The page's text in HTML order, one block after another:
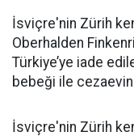
İsviçre'nin Zürih
Oberhalden
Türkiye’ye iade
bebeği ile
İsviçre'nin Zürih